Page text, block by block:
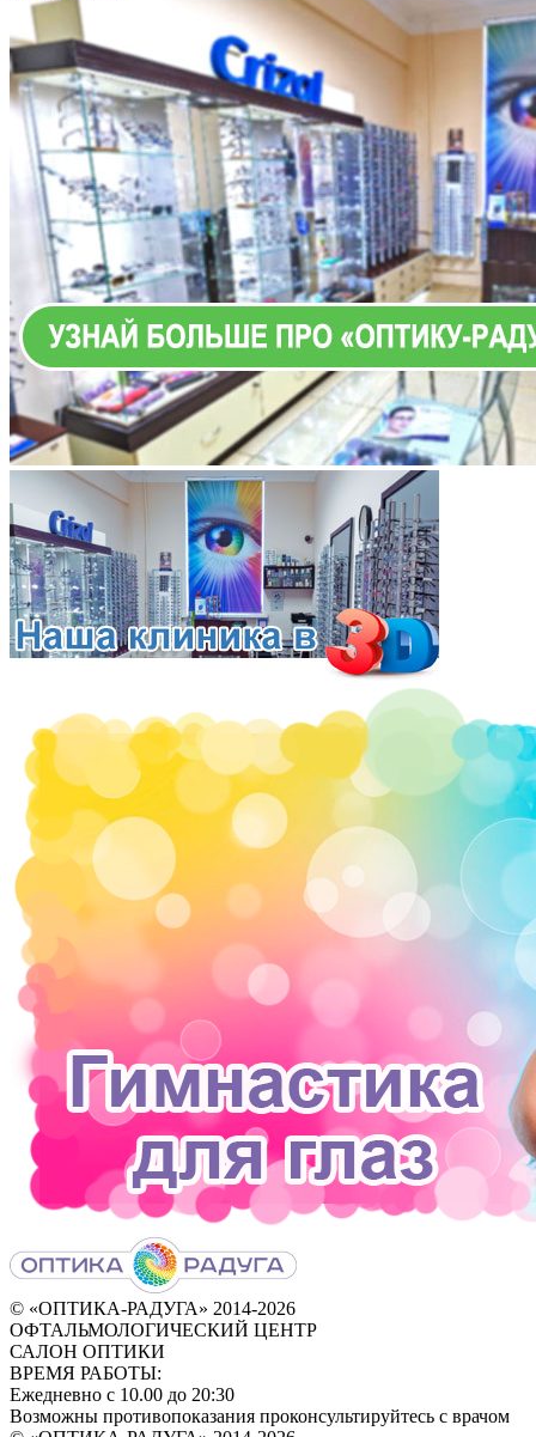
© «ОПТИКА-РАДУГА» 2014‑2026
ОФТАЛЬМОЛОГИЧЕСКИЙ ЦЕНТР
САЛОН ОПТИКИ
ВРЕМЯ РАБОТЫ:
Ежедневно с 10.00 до 20:30
Возможны противопоказания проконсультируйтесь с врачом